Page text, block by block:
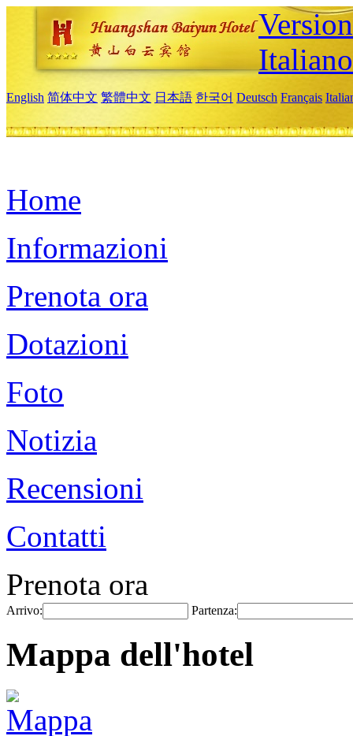
Italiano
English 简体中文 繁體中文 日本語 한국어 Deutsch Français
Home
Informazioni
Prenota ora
Dotazioni
Foto
Notizia
Recensioni
Contatti
Prenota ora
Arrivo: Partenza:
Mappa dell'hotel